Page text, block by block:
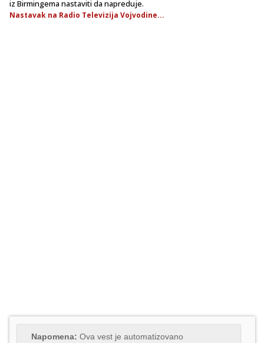
iz Birmingema nastaviti da napreduje.
Nastavak na Radio Televizija Vojvodine...
Napomena: Ova vest je automatizovano